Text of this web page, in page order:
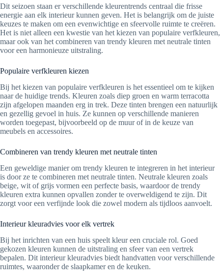
Dit seizoen staan er verschillende kleurentrends centraal die frisse
energie aan elk interieur kunnen geven. Het is belangrijk om de juiste
keuzes te maken om een evenwichtige en sfeervolle ruimte te creëren.
Het is niet alleen een kwestie van het kiezen van populaire verfkleuren,
maar ook van het combineren van trendy kleuren met neutrale tinten
voor een harmonieuze uitstraling.
Populaire verfkleuren kiezen
Bij het kiezen van populaire verfkleuren is het essentieel om te kijken
naar de huidige trends. Kleuren zoals diep groen en warm terracotta
zijn afgelopen maanden erg in trek. Deze tinten brengen een natuurlijk
en gezellig gevoel in huis. Ze kunnen op verschillende manieren
worden toegepast, bijvoorbeeld op de muur of in de keuze van
meubels en accessoires.
Combineren van trendy kleuren met neutrale tinten
Een geweldige manier om trendy kleuren te integreren in het interieur
is door ze te combineren met neutrale tinten. Neutrale kleuren zoals
beige, wit of grijs vormen een perfecte basis, waardoor de trendy
kleuren extra kunnen opvallen zonder te overweldigend te zijn. Dit
zorgt voor een verfijnde look die zowel modern als tijdloos aanvoelt.
Interieur kleuradvies voor elk vertrek
Bij het inrichten van een huis speelt kleur een cruciale rol. Goed
gekozen kleuren kunnen de uitstraling en sfeer van een vertrek
bepalen. Dit interieur kleuradvies biedt handvatten voor verschillende
ruimtes, waaronder de slaapkamer en de keuken.